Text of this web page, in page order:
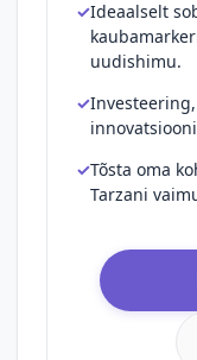
Ideaalselt
uudishimu.
Tõsta oma
Tarzani